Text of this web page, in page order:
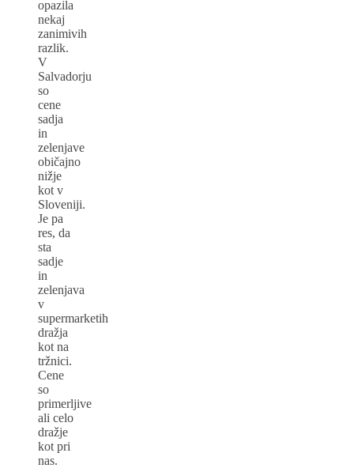
opazila
nekaj
zanimivih
razlik.
V
Salvadorju
so
cene
sadja
in
zelenjave
običajno
nižje
kot v
Sloveniji.
Je pa
res, da
sta
sadje
in
zelenjava
v
supermarketih
dražja
kot na
tržnici.
Cene
so
primerljive
ali celo
dražje
kot pri
nas.